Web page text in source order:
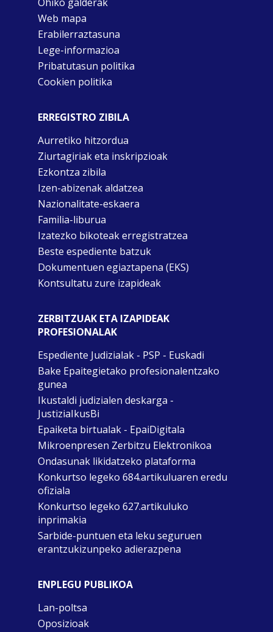
Web mapa
Erabilerraztasuna
Lege-informazioa
Pribatutasun politika
Cookien politika
ERREGISTRO ZIBILA
Aurretiko hitzordua
Ziurtagiriak eta inskripzioak
Ezkontza zibila
Izen-abizenak aldatzea
Nazionalitate-eskaera
Familia-liburua
Izatezko bikoteak erregistratzea
Beste espediente batzuk
Dokumentuen egiaztapena (EKS)
Kontsultatu zure izapideak
ZERBITZUAK ETA IZAPIDEAK
PROFESIONALAK
Espediente Judizialak - PSP - Euskadi
Bake Epaitegietako profesionalentzako
gunea
Ikustaldi judizialen deskarga -
JustiziaIkusBi
Epaiketa birtualak - EpaiDigitala
Mikroenpresen Zerbitzu Elektronikoa
Ondasunak likidatzeko plataforma
Konkurtso legeko 684.artikuluaren eredu
ofiziala
Konkurtso legeko 627.artikuluko
inprimakia
Sarbide-puntuen eta leku seguruen
erantzukizunpeko adierazpena
ENPLEGU PUBLIKOA
Lan-poltsa
Oposizioak